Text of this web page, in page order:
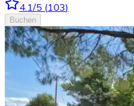
4.1/5 (103)
Buchen